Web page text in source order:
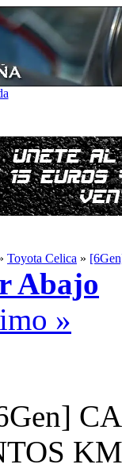
Toyota Celica »
Abajo
»